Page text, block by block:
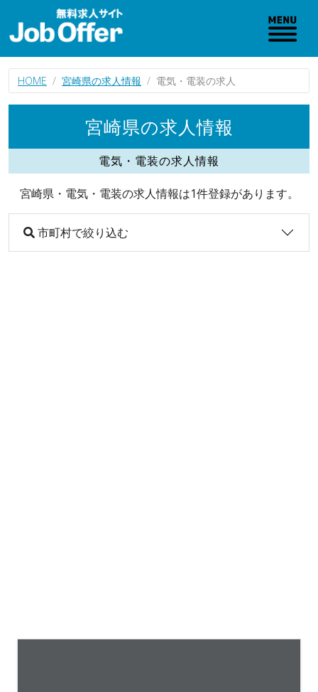
HOME 宮崎県の求人情報 電気・電装の求人
宮崎県の求人情報
電気・電装の求人情報
宮崎県・電気・電装の求人情報は1件登録があります。
市町村で絞り込む